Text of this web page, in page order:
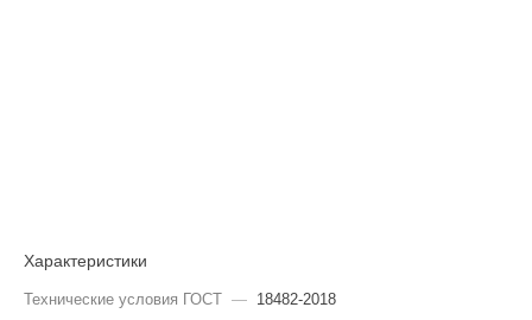
Характеристики
Технические условия ГОСТ — 18482-2018